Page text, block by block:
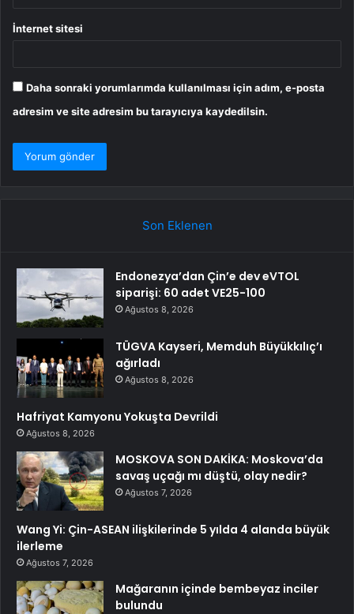
İnternet sitesi
Daha sonraki yorumlarımda kullanılması için adım, e-posta
adresim ve site adresim bu tarayıcıya kaydedilsin.
Son Eklenen
Endonezya’dan Çin’e dev eVTOL
siparişi: 60 adet VE25-100
Ağustos 8, 2026
TÜGVA Kayseri, Memduh Büyükkılıç’ı
ağırladı
Ağustos 8, 2026
Hafriyat Kamyonu Yokuşta Devrildi
Ağustos 8, 2026
MOSKOVA SON DAKİKA: Moskova’da
savaş uçağı mı düştü, olay nedir?
Ağustos 7, 2026
Wang Yi: Çin-ASEAN ilişkilerinde 5 yılda 4 alanda büyük
ilerleme
Ağustos 7, 2026
Mağaranın içinde bembeyaz inciler
bulundu